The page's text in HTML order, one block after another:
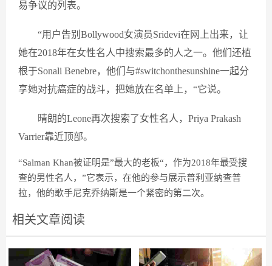
易争议的列表。
“用户告别Bollywood女演员Sridevi在网上出来，让
她在2018年在女性名人中搜索最多的人之一。他们还植
根于Sonali Benebre，他们与#switchonthesunshine一起分
享她对抗癌症的战斗，把她放在名单上，“它说。
晴朗的Leone再次搜索了女性名人，Priya Prakash
Varrier靠近顶部。
“Salman Khan被证明是”最大的老板“，作为2018年最受搜
查的男性名人，”它表示，在他的参与展示普利亚纳查普
拉，他的歌手尼克乔纳斯是一个紧密的第二次。
相关文章阅读